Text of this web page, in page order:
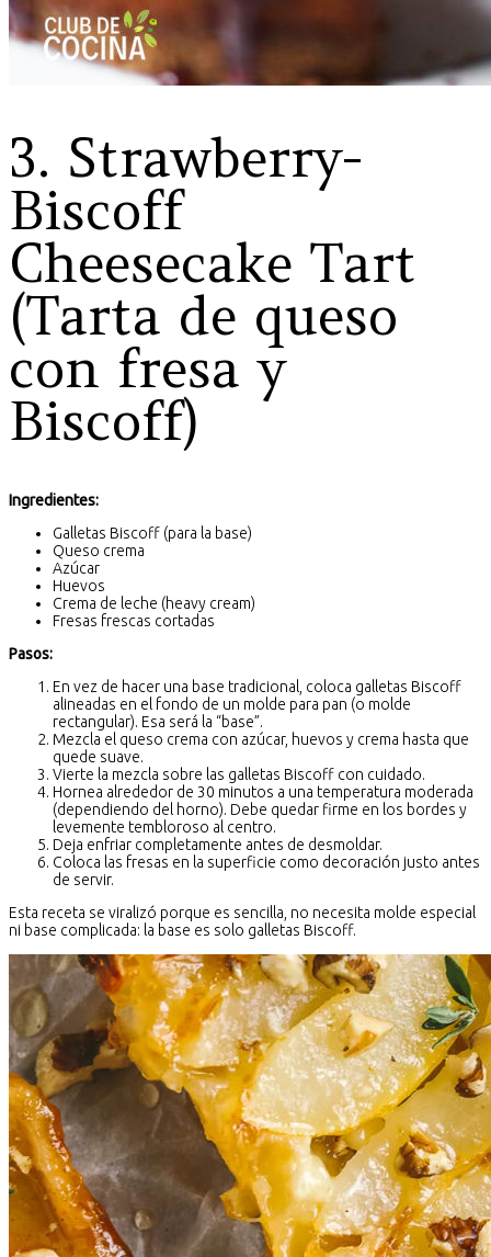
3. Strawberry-
Biscoff
Cheesecake Tart
(Tarta de queso
con fresa y
Biscoff)
Ingredientes:
Galletas Biscoff (para la base)
Queso crema
Azúcar
Huevos
Crema de leche (heavy cream)
Fresas frescas cortadas
Pasos:
En vez de hacer una base tradicional, coloca galletas Biscoff
alineadas en el fondo de un molde para pan (o molde
rectangular). Esa será la “base”.
Mezcla el queso crema con azúcar, huevos y crema hasta que
quede suave.
Vierte la mezcla sobre las galletas Biscoff con cuidado.
Hornea alrededor de 30 minutos a una temperatura moderada
(dependiendo del horno). Debe quedar firme en los bordes y
levemente tembloroso al centro.
Deja enfriar completamente antes de desmoldar.
Coloca las fresas en la superficie como decoración justo antes
de servir.
Esta receta se viralizó porque es sencilla, no necesita molde especial
ni base complicada: la base es solo galletas Biscoff.